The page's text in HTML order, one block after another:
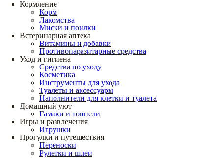
Кормление
Корм
Лакомства
Миски и поилки
Ветеринарная аптека
Витамины и добавки
Противопаразитарные средства
Уход и гигиена
Средства по уходу
Косметика
Инструменты для ухода
Туалеты и аксессуары
Наполнители для клетки и туалета
Домашний уют
Гамаки и тоннели
Игры и развлечения
Игрушки
Прогулки и путешествия
Переноски
Рулетки и шлеи